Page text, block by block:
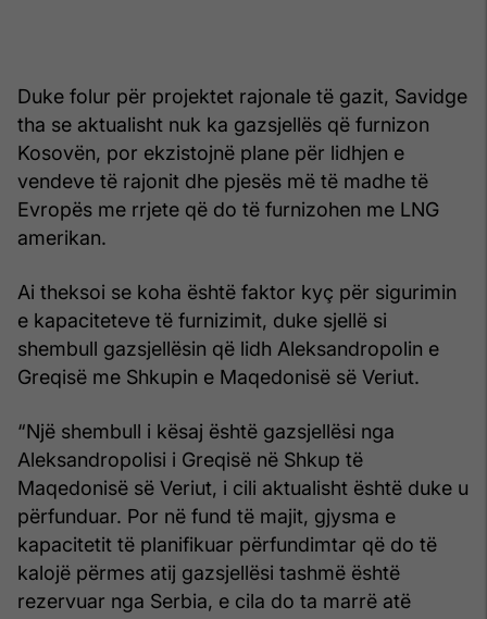
Duke folur për projektet rajonale të gazit, Savidge
tha se aktualisht nuk ka gazsjellës që furnizon
Kosovën, por ekzistojnë plane për lidhjen e
vendeve të rajonit dhe pjesës më të madhe të
Evropës me rrjete që do të furnizohen me LNG
amerikan.
Ai theksoi se koha është faktor kyç për sigurimin
e kapaciteteve të furnizimit, duke sjellë si
shembull gazsjellësin që lidh Aleksandropolin e
Greqisë me Shkupin e Maqedonisë së Veriut.
“Një shembull i kësaj është gazsjellësi nga
Aleksandropolisi i Greqisë në Shkup të
Maqedonisë së Veriut, i cili aktualisht është duke u
përfunduar. Por në fund të majit, gjysma e
kapacitetit të planifikuar përfundimtar që do të
kalojë përmes atij gazsjellësi tashmë është
rezervuar nga Serbia, e cila do ta marrë atë